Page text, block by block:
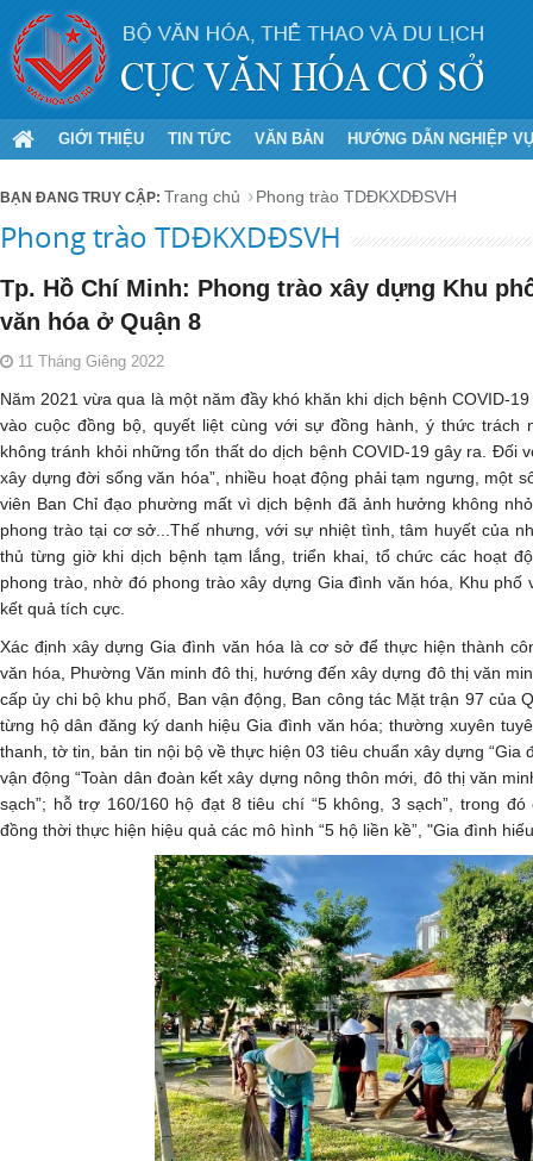
GIỚI THIỆU TIN TỨC VĂN BẢN HƯỚNG DẪN NGHIỆP VỤ
Trang chủ Phong trào TDĐKXDĐSVH
Phong trào TDĐKXDĐSVH
Tp. Hồ Chí Minh: Phong trào xây dựng Khu
văn hóa ở Quận 8
11 Tháng Giêng 2022
Năm 2021 vừa qua là một năm đầy khó khăn khi dịch bệnh COVID-
vào cuộc đồng bộ, quyết liệt cùng với sự đồng hành, ý thức trách
không tránh khỏi những tổn thất do dịch bệnh COVID-19 gây ra. Đối
xây dựng đời sống văn hóa”, nhiều hoạt động phải tạm ngưng, một
viên Ban Chỉ đạo phường mất vì dịch bệnh đã ảnh hưởng không
phong trào tại cơ sở...Thế nhưng, với sự nhiệt tình, tâm huyết của
thủ từng giờ khi dịch bệnh tạm lắng, triển khai, tổ chức các hoạt
phong trào, nhờ đó phong trào xây dựng Gia đình văn hóa, Khu phố
kết quả tích cực.
Xác định xây dựng Gia đình văn hóa là cơ sở để thực hiện thành
văn hóa, Phường Văn minh đô thị, hướng đến xây dựng đô thị văn
cấp ủy chi bộ khu phố, Ban vận động, Ban công tác Mặt trận 97 của
từng hộ dân đăng ký danh hiệu Gia đình văn hóa; thường xuyên
thanh, tờ tin, bản tin nội bộ về thực hiện 03 tiêu chuẩn xây dựng “Gia
vận động “Toàn dân đoàn kết xây dựng nông thôn mới, đô thị văn
sạch”; hỗ trợ 160/160 hộ đạt 8 tiêu chí “5 không, 3 sạch”, trong
đồng thời thực hiện hiệu quả các mô hình “5 hộ liền kề”, "Gia đình